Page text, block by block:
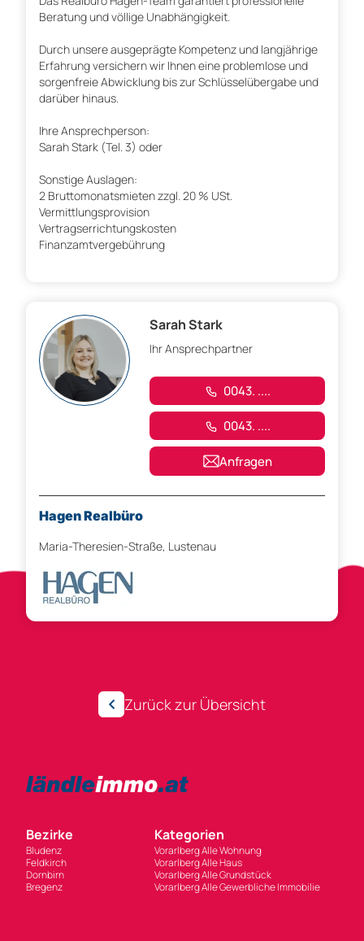
Beratung und völlige Unabhängigkeit.
Durch unsere ausgeprägte Kompetenz und langjährige
Erfahrung versichern wir Ihnen eine problemlose und
sorgenfreie Abwicklung bis zur Schlüsselübergabe und
darüber hinaus.
Ihre Ansprechperson:
Sarah Stark (Tel. 3) oder
Sonstige Auslagen:
2 Bruttomonatsmieten zzgl. 20 % USt.
Vermittlungsprovision
Vertragserrichtungskosten
Finanzamtvergebührung
Sarah Stark
Ihr Ansprechpartner
0043. ....
0043. ....
Anfragen
Hagen Realbüro
Maria-Theresien-Straße, Lustenau
Zurück zur Übersicht
Bezirke
Bludenz
Feldkirch
Dornbirn
Bregenz
Kategorien
Vorarlberg Alle Wohnung
Vorarlberg Alle Haus
Vorarlberg Alle Grundstück
Vorarlberg Alle Gewerbliche Immobilie